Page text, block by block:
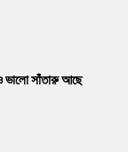
ভালো সাঁতারু আছে